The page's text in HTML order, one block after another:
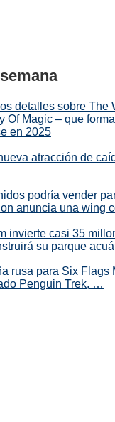
detalles sobre The
Of Magic – que
en 2025
atracción de
podría vender
anuncia una wing
invierte casi 35
su parque
rusa para Six Flags
Penguin Trek, …